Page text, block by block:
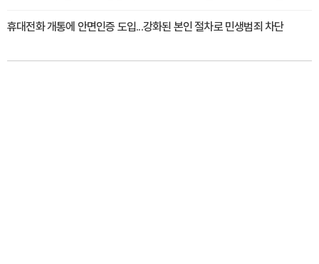
휴대전화 개통에 안면인증 도입...강화된 본인 절차로 민생범죄 차단